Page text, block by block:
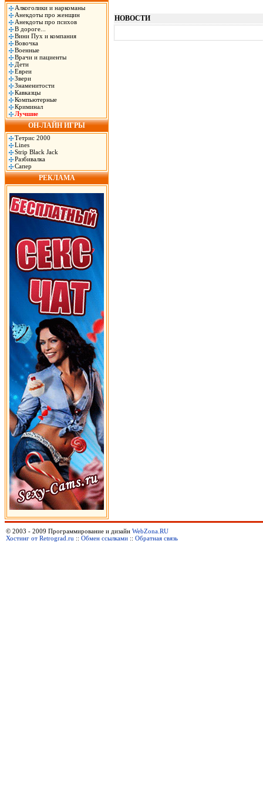
Алкоголики и наркоманы
Анекдоты про женщин
Анекдоты про психов
В дороге...
Вини Пух и компания
Вовочка
Военные
Врачи и пациенты
Дети
Евреи
Звери
Знаменитости
Кавказцы
Компьютерные
Криминал
Лучшие
ОН-ЛАЙН ИГРЫ
Тетрис 2000
Lines
Strip Black Jack
Разбивалка
Сапер
РЕКЛАМА
НОВОСТИ
© 2003 - 2009 Программирование и дизайн WebZona.RU
Хостинг от Retrograd.ru :: Обмен ссылками :: Обратная связь